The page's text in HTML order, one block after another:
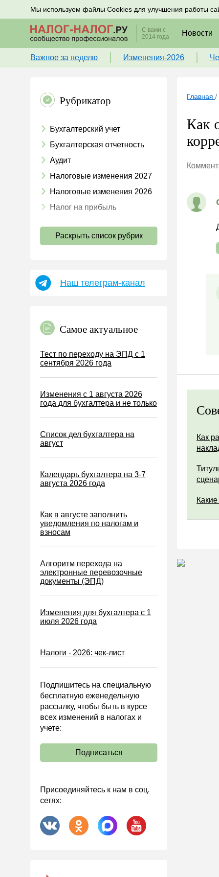
Мы используем файлы Cookies для улучшения работы
Подписывайтесь на новости по налогам, учету и
С вами с
2014 года
Новости
Важное за неделю Изменения-2026
Рубрикатор
Бухгалтерский учет
Бухгалтерская отчетность
Аудит
Налоговые изменения 2027
Налоговые изменения 2026
Налог на прибыль
Страховые взносы 2026
УСН
Земельный налог
Налог на рекламу
Торговый сбор
Туристический налог
Водный налог
Экологический налог
Налог на игорный бизнес
Акцизы
Возврат и зачет налогов
Налоговые проверки
Статистика
Самозанятые
Банк
Онлайн-кассы ККТ ККМ
деятельности (АХД)
Охрана труда и аттестация
Охрана труда
Валютные операции
Налоговая система РФ
Налоговое планирование
Договоры
АО
Раскрыть список рубрик
Наш телеграм-канал
Самое актуальное
Тест по переходу на ЭПД с 1
сентября 2026 года
Изменения с 1 августа 2026
года для бухгалтера и не только
Список дел бухгалтера на
август
Календарь бухгалтера на 3-7
августа 2026 года
Как в августе заполнить
уведомления по налогам и
взносам
Алгоритм перехода на
электронные перевозочные
документы (ЭПД)
Изменения для бухгалтера с 1
июля 2026 года
Налоги - 2026: чек-лист
Подпишитесь на специальную
бесплатную еженедельную
рассылку, чтобы быть в курсе
всех изменений в налогах и
учете:
Подписаться
Присоединяйтесь к нам в соц.
сетях:
Главная /
Как
Как